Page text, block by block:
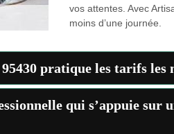
vos attentes. Avec
moins d’une journée.
pratique les tarifs les
qui s’appuie sur